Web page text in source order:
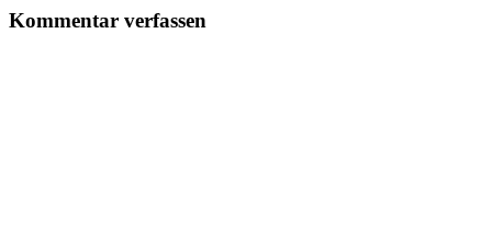
Kommentar verfassen